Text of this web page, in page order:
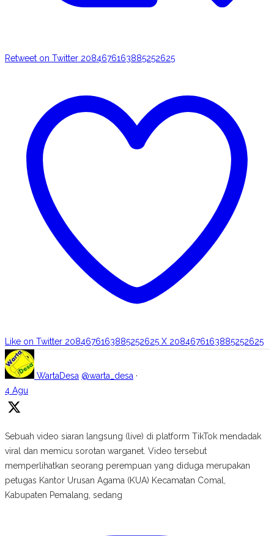
Retweet on Twitter 2084676163885252625
Like on Twitter 2084676163885252625 X 2084676163885252625
WartaDesa @warta_desa ·
4 Agu
Sebuah video siaran langsung (live) di platform TikTok mendadak
viral dan memicu sorotan warganet. Video tersebut
memperlihatkan seorang perempuan yang diduga merupakan
petugas Kantor Urusan Agama (KUA) Kecamatan Comal,
Kabupaten Pemalang, sedang